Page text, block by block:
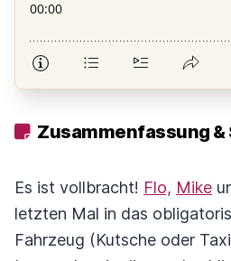
Zusammenfassung &
Es ist vollbracht! Flo, Mike
letzten Mal in das
Fahrzeug (Kutsche oder